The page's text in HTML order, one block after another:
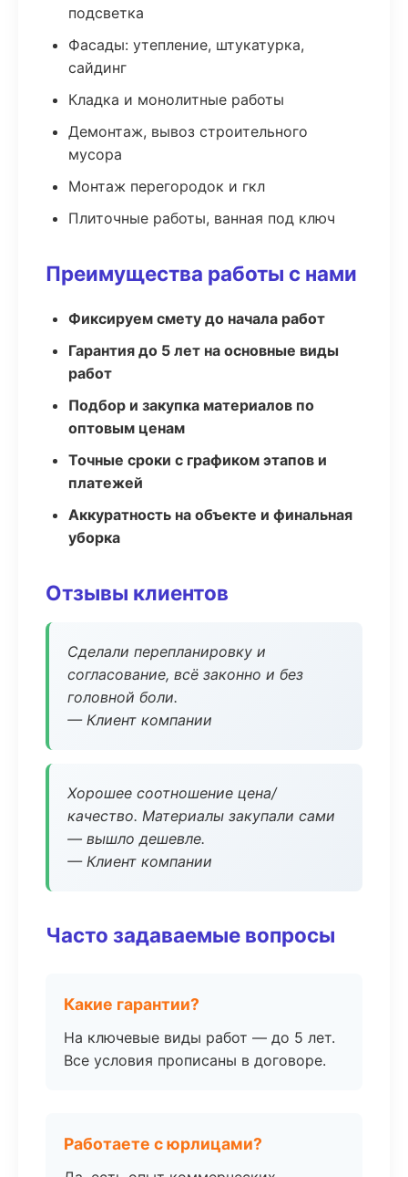
подсветка
Фасады: утепление, штукатурка,
сайдинг
Кладка и монолитные работы
Демонтаж, вывоз строительного
мусора
Монтаж перегородок и гкл
Плиточные работы, ванная под ключ
Преимущества работы с нами
Фиксируем смету до начала работ
Гарантия до 5 лет на основные виды
работ
Подбор и закупка материалов по
оптовым ценам
Точные сроки с графиком этапов и
платежей
Аккуратность на объекте и финальная
уборка
Отзывы клиентов
Сделали перепланировку и
согласование, всё законно и без
головной боли.
— Клиент компании
Хорошее соотношение цена/
качество. Материалы закупали сами
— вышло дешевле.
— Клиент компании
Часто задаваемые вопросы
Какие гарантии?
На ключевые виды работ — до 5 лет.
Все условия прописаны в договоре.
Работаете с юрлицами?